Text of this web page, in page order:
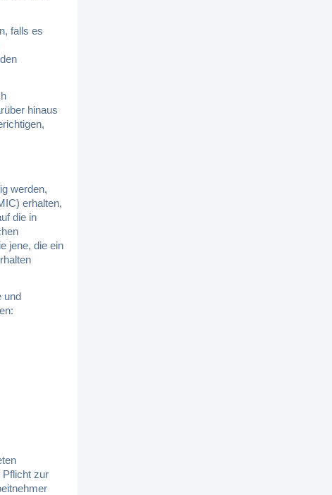
falls es
hinaus
werden,
erhalten,
die in
jene, die ein
und
Pflicht zur